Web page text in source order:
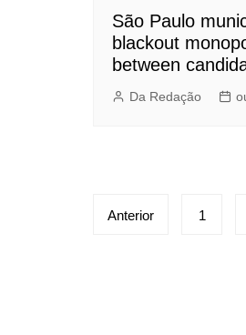
São Paulo
blackout
between
Da Redação
Paginação
Anterior 1